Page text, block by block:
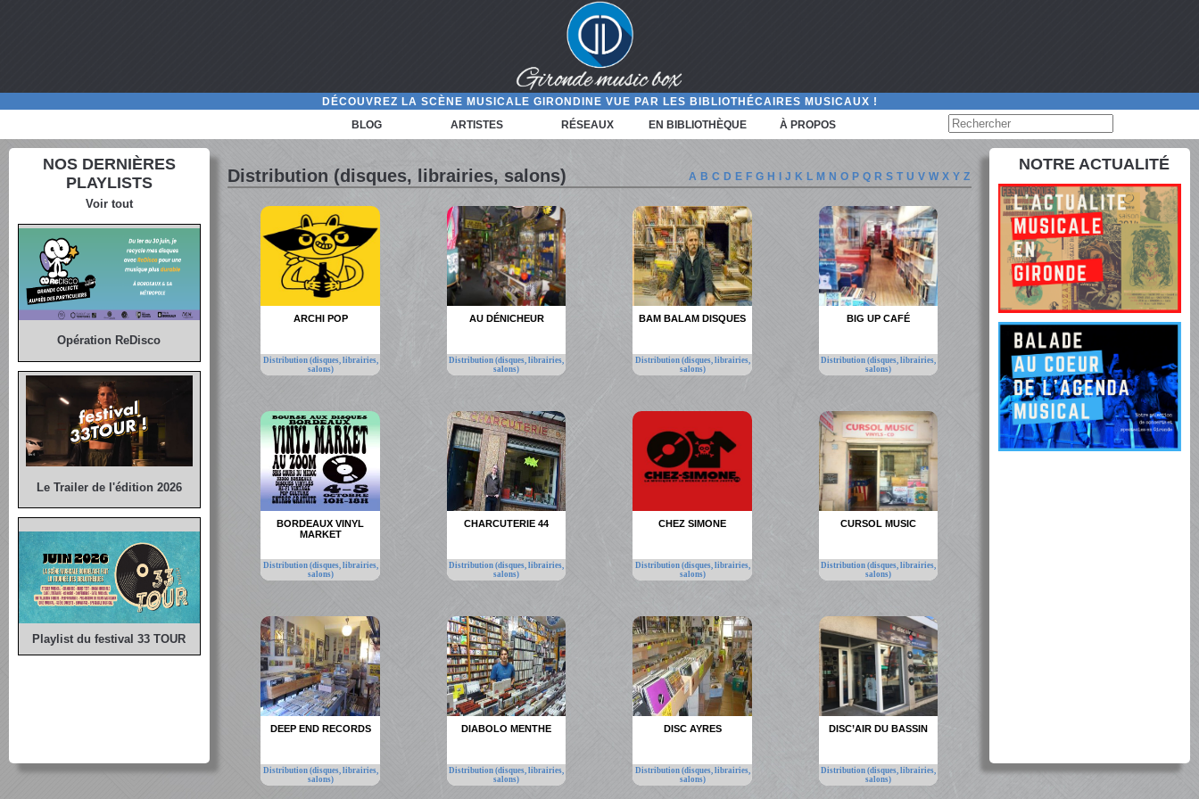
DÉCOUVREZ LA SCÈNE MUSICALE GIRONDINE VUE PAR LES BIBLIOTHÉCAIRES MUSICAUX !
BLOG
ARTISTES RÉSEAUX EN BIBLIOTHÈQUE À PROPOS
NOS DERNIÈRES
PLAYLISTS
Voir tout
Opération ReDisco
Le Trailer de l'édition 2026
Playlist du festival 33 TOUR
Distribution (disques, librairies, salons) A B C D E F G H I J K L M N O P Q R S T U V W X Y Z
ARCHI POP
Distribution (disques, librairies,
salons)
AU DÉNICHEUR
Distribution (disques, librairies,
salons)
BAM BALAM DISQUES
Distribution (disques, librairies,
salons)
BIG UP CAFÉ
Distribution (disques, librairies,
salons)
BORDEAUX VINYL
MARKET
Distribution (disques, librairies,
salons)
CHARCUTERIE 44
Distribution (disques, librairies,
salons)
CHEZ SIMONE
Distribution (disques, librairies,
salons)
CURSOL MUSIC
Distribution (disques, librairies,
salons)
DEEP END RECORDS
Distribution (disques, librairies,
salons)
DIABOLO MENTHE
Distribution (disques, librairies,
salons)
DISC AYRES
Distribution (disques, librairies,
salons)
DISC’AIR DU BASSIN
Distribution (disques, librairies,
salons)
NOTRE ACTUALITÉ